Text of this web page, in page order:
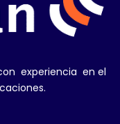
experiencia en el